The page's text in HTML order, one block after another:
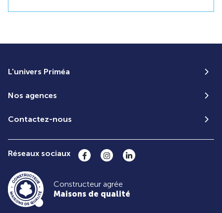
L'univers Priméa
Nos agences
Contactez-nous
Réseaux sociaux
Constructeur agrée
Maisons de qualité